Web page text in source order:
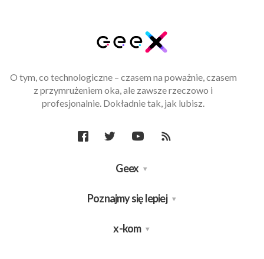
O tym, co technologiczne – czasem na poważnie, czasem
z przymrużeniem oka, ale zawsze rzeczowo i
profesjonalnie. Dokładnie tak, jak lubisz.
Geex
Poznajmy się lepiej
x-kom